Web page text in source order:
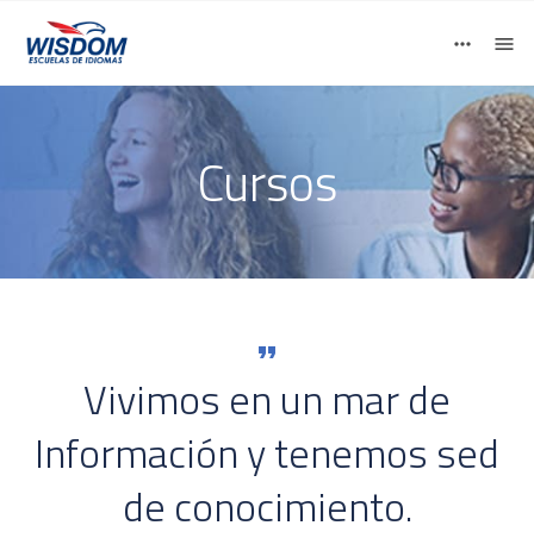
+52.55.5019 7500 / +52.55.5025 4429 LLámanos
Cursos
Vivimos en un mar de
Información y tenemos sed
de conocimiento.